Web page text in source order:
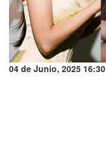
04 de Junio, 2025 16:30